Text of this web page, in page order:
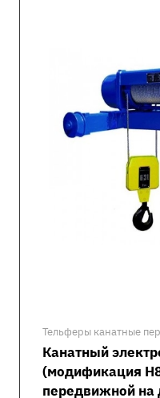
Тельферы канатные
Канатный
(модификация
передвижной на